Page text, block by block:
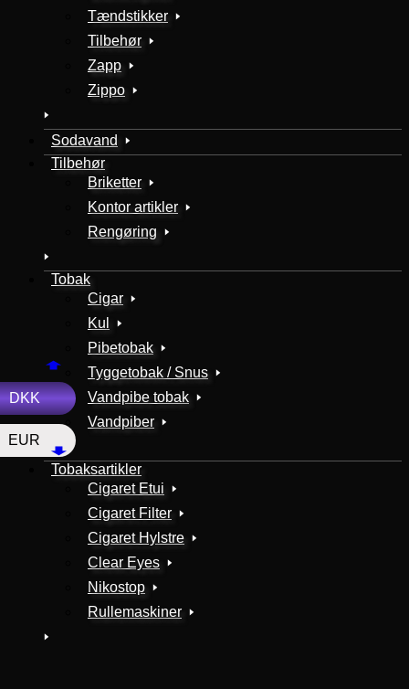
DKK
EUR
Tændstikker
Tilbehør
Zapp
Zippo
Sodavand
Tilbehør
Briketter
Kontor artikler
Rengøring
Tobak
Cigar
Kul
Pibetobak
Tyggetobak / Snus
Vandpibe tobak
Vandpiber
Tobaksartikler
Cigaret Etui
Cigaret Filter
Cigaret Hylstre
Clear Eyes
Nikostop
Rullemaskiner